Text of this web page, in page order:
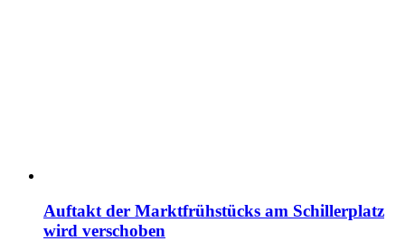
Auftakt der Marktfrühstücks am Schillerplatz
wird verschoben